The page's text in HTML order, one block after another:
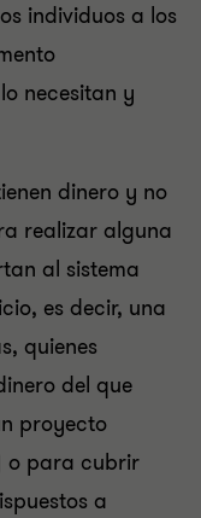
individuos a los
necesitan y
dinero y no
realizar alguna
al sistema
es decir, una
quienes
del que
proyecto
o para cubrir
a